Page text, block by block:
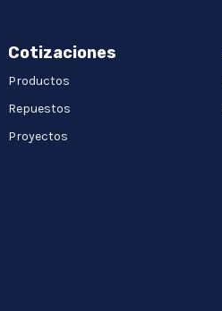
Cotizaciones
Productos
Repuestos
Proyectos